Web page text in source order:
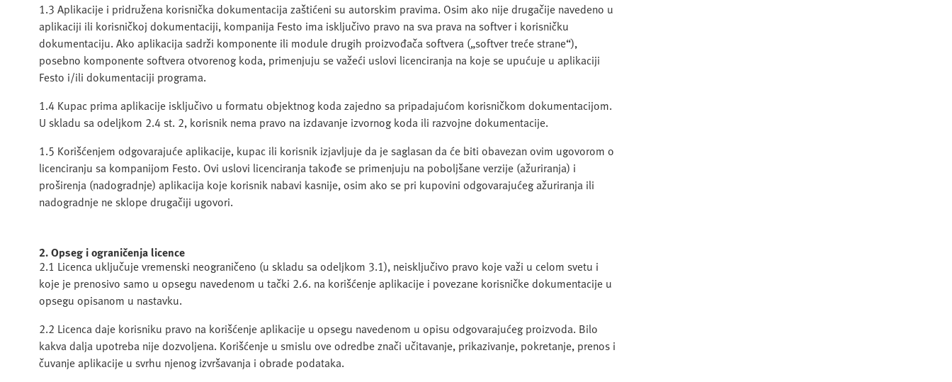
1.3 Aplikacije i pridružena korisnička dokumentacija zaštićeni su autorskim pravima. Osim ako nije drugačije navedeno u
aplikaciji ili korisničkoj dokumentaciji, kompanija Festo ima isključivo pravo na sva prava na softver i korisničku
dokumentaciju. Ako aplikacija sadrži komponente ili module drugih proizvođača softvera („softver treće strane“),
posebno komponente softvera otvorenog koda, primenjuju se važeći uslovi licenciranja na koje se upućuje u aplikaciji
Festo i/ili dokumentaciji programa.
1.4 Kupac prima aplikacije isključivo u formatu objektnog koda zajedno sa pripadajućom korisničkom dokumentacijom.
U skladu sa odeljkom 2.4 st. 2, korisnik nema pravo na izdavanje izvornog koda ili razvojne dokumentacije.
1.5 Korišćenjem odgovarajuće aplikacije, kupac ili korisnik izjavljuje da je saglasan da će biti obavezan ovim ugovorom o
licenciranju sa kompanijom Festo. Ovi uslovi licenciranja takođe se primenjuju na poboljšane verzije (ažuriranja) i
proširenja (nadogradnje) aplikacija koje korisnik nabavi kasnije, osim ako se pri kupovini odgovarajućeg ažuriranja ili
nadogradnje ne sklope drugačiji ugovori.
2. Opseg i ograničenja licence
2.1 Licenca uključuje vremenski neograničeno (u skladu sa odeljkom 3.1), neisključivo pravo koje važi u celom svetu i
koje je prenosivo samo u opsegu navedenom u tački 2.6. na korišćenje aplikacije i povezane korisničke dokumentacije u
opsegu opisanom u nastavku.
2.2 Licenca daje korisniku pravo na korišćenje aplikacije u opsegu navedenom u opisu odgovarajućeg proizvoda. Bilo
kakva dalja upotreba nije dozvoljena. Korišćenje u smislu ove odredbe znači učitavanje, prikazivanje, pokretanje, prenos i
čuvanje aplikacije u svrhu njenog izvršavanja i obrade podataka.